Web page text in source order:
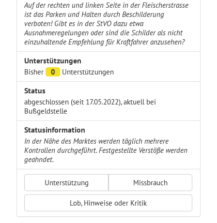
Auf der rechten und linken Seite in der Fleischerstrasse
ist das Parken und Halten durch Beschilderung
verboten! Gibt es in der StVO dazu etwa
Ausnahmeregelungen oder sind die Schilder als nicht
einzuhaltende Empfehlung für Kraftfahrer anzusehen?
Unterstützungen
Bisher 0 Unterstützungen
Status
abgeschlossen (seit 17.05.2022), aktuell bei
Bußgeldstelle
Statusinformation
In der Nähe des Marktes werden täglich mehrere
Kontrollen durchgeführt. Festgestellte Verstöße werden
geahndet.
Unterstützung Missbrauch
Lob, Hinweise oder Kritik